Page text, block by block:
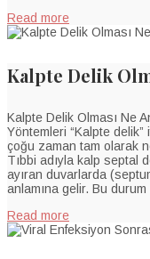
Read more
Kalpte Delik
Kalpte Delik Olması Ne
Yöntemleri “Kalpte
çoğu zaman tam olarak
Tıbbi adıyla kalp septal
ayıran duvarlarda
anlamına gelir. Bu
Read more